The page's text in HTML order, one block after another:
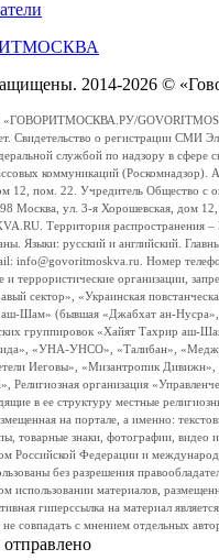
2014-2026 ©
«ГОВОРИТМОСКВА.РУ/
Свидетельство о регистрации СМИ
службой по надзору в сфере
коммуникаций (Роскомнадзор).
12, пом. 22. Учредитель Общество с
Москва, ул. 3-я Хорошевская, дом
Территория распространения –
Языки: русский и английский.
info@govoritmoskva.ru. Номер
и террористические организации,
сектор», «Украинская
Шам» (бывшая «Джабхат ан-Нусра»,
группировок «Хайят Тахрир аш-
«УНА-УНСО», «Талибан»,
Иеговы», «Мизантропик Дивижн»,
Религиозная организация
в ее структуру местные
на портале, а именно:
товарные знаки, фотографии, видео
Российской Федерации и
без разрешения
использовании материалов,
гиперссылка на материал
совпадать с мнением отдельных